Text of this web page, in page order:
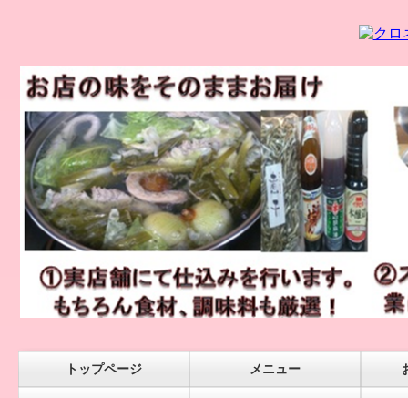
トップページ メニュー